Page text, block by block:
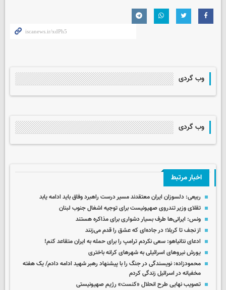
وب گردی
وب گردی
اخبار مرتبط
ربیعی: دلسوزان ایران معتقدند مسیر درست راهبرد وفاق باید ادامه یابد
تقلای وزیر تندروی صهیونیست برای توجیه اشغال جنوب لبنان
ونس: ایرانی‌ها طرف بسیار دشواری برای مذاکره هستند
از نجف تا کربلا؛ در جاده‌ای که عشق را قدم می‌زنند
ادعای نتانیاهو: سعی نکردم ترامپ را برای حمله به ایران متقاعد کنم!
یورش نیروهای اسرائیلی به شهرهای کرانه باختری
محمودزاده: نویسندگی در جنگ را با پیشنهاد رهبر شهید ادامه دادم/ یک هفته
مخفیانه در اسرائیل زندگی کردم
تصویب نهایی طرح انحلال «کنست» رژیم صهیونیستی